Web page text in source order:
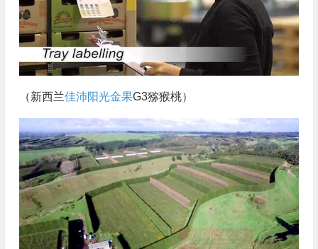
（新西兰佳沛阳光金果G3猕猴桃）